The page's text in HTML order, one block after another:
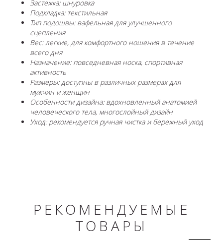
Застежка: шнуровка
Подкладка: текстильная
Тип подошвы: вафельная для улучшенного
сцепления
Вес: легкие, для комфортного ношения в течение
всего дня
Назначение: повседневная носка, спортивная
активность
Размеры: доступны в различных размерах для
мужчин и женщин
Особенности дизайна: вдохновленный анатомией
человеческого тела, многослойный дизайн
Уход: рекомендуется ручная чистка и бережный уход
РЕКОМЕНДУЕМЫЕ
ТОВАРЫ